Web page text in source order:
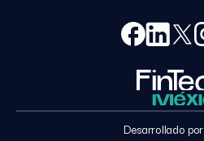
Desarrollado por